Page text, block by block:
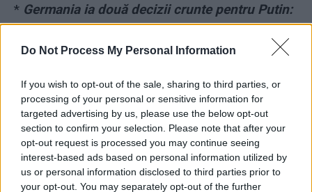
Do Not Process My Personal Information
If you wish to opt-out of the sale, sharing to third parties, or
processing of your personal or sensitive information for
targeted advertising by us, please use the below opt-out
section to confirm your selection. Please note that after your
opt-out request is processed you may continue seeing
interest-based ads based on personal information utilized by
us or personal information disclosed to third parties prior to
your opt-out. You may separately opt-out of the further
* Germania ia două decizii crunte pentru Putin:
trimite arme Ucrainei și aceptă decuplarea
Rusiei de la sistemul SWIFT
*„În doar 30 de zile de război, Rusia își va
cheltui toate rezervele de aur, de 600 de
miliarde de dolari”
*Instrucțiuni pentru ucraineni: „Dacă inamicul
e în pădure, dați foc pădurii! Va crește una